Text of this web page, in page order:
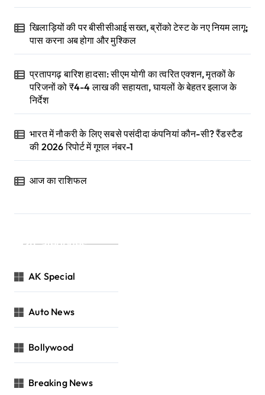
खिलाड़ियों की पर बीसीसीआई सख्त, ब्रोंको टेस्ट के नए नियम लागू;
पास करना अब होगा और मुश्किल
प्रतापगढ़ बारिश हादसा: सीएम योगी का त्वरित एक्शन, मृतकों के
परिजनों को ₹4-4 लाख की सहायता, घायलों के बेहतर इलाज के
निर्देश
भारत में नौकरी के लिए सबसे पसंदीदा कंपनियां कौन-सी? रैंडस्टैड
की 2026 रिपोर्ट में गूगल नंबर-1
आज का राशिफल
Categories
AK Special
Auto News
Bollywood
Breaking News